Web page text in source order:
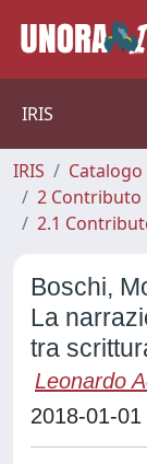
IRIS
IRIS
Catalogo
2 Contributo
2.1
Boschi,
La
tra
Leonardo
2018-01-01